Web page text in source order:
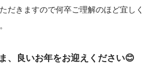
だきますので何卒ご理解のほど宜しく
、良いお年をお迎えください😊